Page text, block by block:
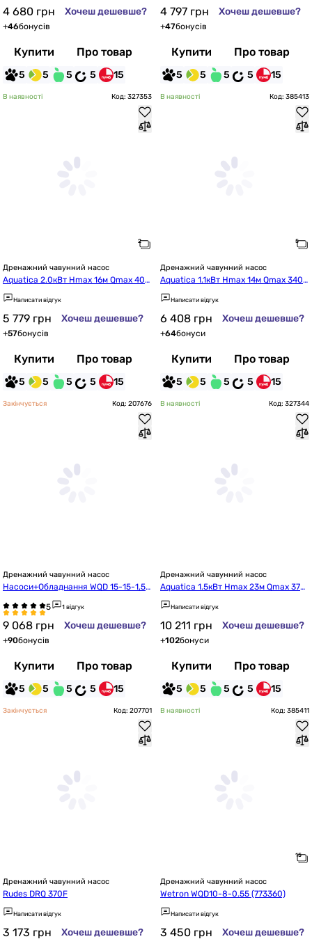
4 680 грн Хочеш дешевше?
+46бонусів
Купити Про товар
5 5 5 5 15
4 797 грн Хочеш дешевше?
+47бонусів
Купити Про товар
5 5 5 5 15
В наявності Код: 327353
Дренажний чавунний насос
Aquatica 2.0кВт Hmax 16м Qmax 400
л/хв mid (773383)
Написати відгук
5 779 грн Хочеш дешевше?
+57бонусів
Купити Про товар
5 5 5 5 15
В наявності Код: 385413
Дренажний чавунний насос
Aquatica 1.1кВт Hmax 14м Qmax 340
л/хв mid (773392)
Написати відгук
6 408 грн Хочеш дешевше?
+64бонуси
Купити Про товар
5 5 5 5 15
Закінчується Код: 207676
Дренажний чавунний насос
Насоси+Обладнання WQD 15-15-1,5
1 відгук
9 068 грн Хочеш дешевше?
+90бонусів
Купити Про товар
5 5 5 5 15
В наявності Код: 327344
Дренажний чавунний насос
Aquatica 1.5кВт Hmax 23м Qmax 375
л/хв (773424)
Написати відгук
10 211 грн Хочеш дешевше?
+102бонуси
Купити Про товар
5 5 5 5 15
Закінчується Код: 207701
Дренажний чавунний насос
Rudes DRQ 370F
Написати відгук
3 173 грн Хочеш дешевше?
В наявності Код: 385411
Дренажний чавунний насос
Wetron WQD10-8-0.55 (773360)
Написати відгук
3 450 грн Хочеш дешевше?